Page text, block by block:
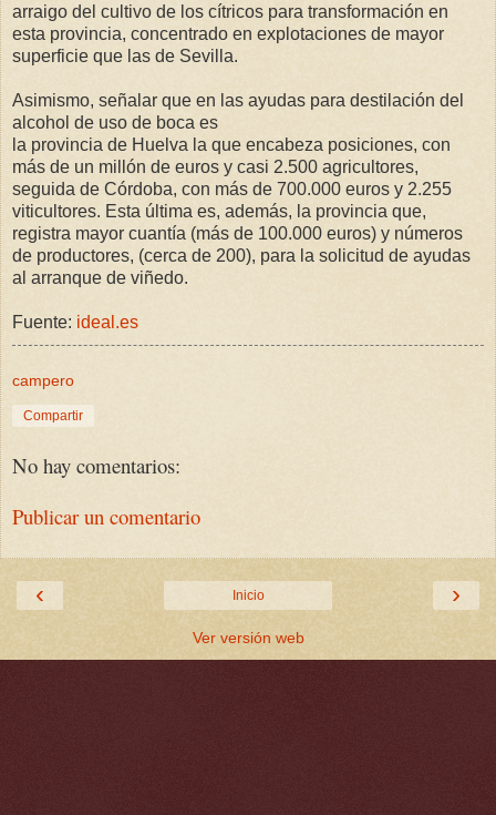
arraigo del cultivo de los cítricos para transformación en
esta provincia, concentrado en explotaciones de mayor
superficie que las de Sevilla.
Asimismo, señalar que en las ayudas para destilación del
alcohol de uso de boca es
la provincia de Huelva la que encabeza posiciones, con
más de un millón de euros y casi 2.500 agricultores,
seguida de Córdoba, con más de 700.000 euros y 2.255
viticultores. Esta última es, además, la provincia que,
registra mayor cuantía (más de 100.000 euros) y números
de productores, (cerca de 200), para la solicitud de ayudas
al arranque de viñedo.
Fuente: ideal.es
campero
Compartir
No hay comentarios:
Publicar un comentario
‹ ›
Inicio
Ver versión web